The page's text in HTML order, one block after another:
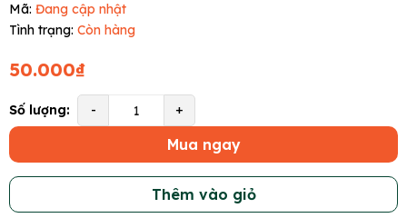
Mã: Đang cập nhật
Tình trạng: Còn hàng
50.000₫
Số lượng: - +
Mua ngay
Thêm vào giỏ